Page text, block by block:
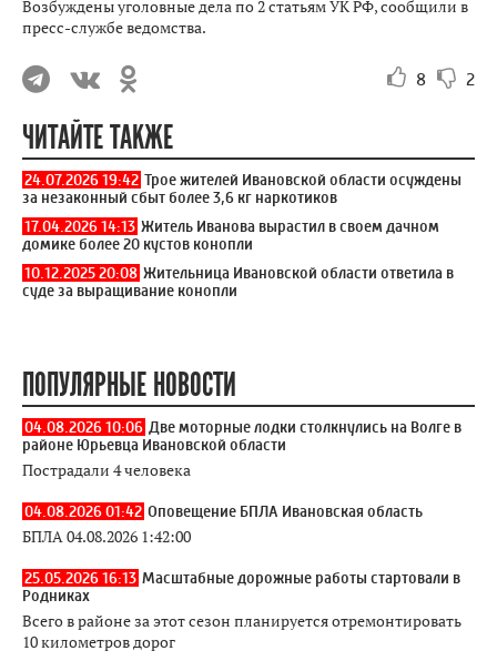
Возбуждены уголовные дела по 2 статьям УК РФ, сообщили в
пресс-службе ведомства.
8 2
ЧИТАЙТЕ ТАКЖЕ
24.07.2026 19:42 Трое жителей Ивановской области осуждены
за незаконный сбыт более 3,6 кг наркотиков
17.04.2026 14:13 Житель Иванова вырастил в своем дачном
домике более 20 кустов конопли
10.12.2025 20:08 Жительница Ивановской области ответила в
суде за выращивание конопли
ПОПУЛЯРНЫЕ НОВОСТИ
04.08.2026 10:06 Две моторные лодки столкнулись на Волге в
районе Юрьевца Ивановской области
Пострадали 4 человека
04.08.2026 01:42 Оповещение БПЛА Ивановская область
БПЛА 04.08.2026 1:42:00
25.05.2026 16:13 Масштабные дорожные работы стартовали в
Родниках
Всего в районе за этот сезон планируется отремонтировать
10 километров дорог